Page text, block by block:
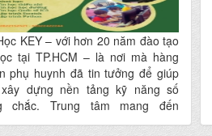
KEY – với hơn 20 năm đào tạo
tại TP.HCM – là nơi mà hàng
phụ huynh đã tin tưởng để giúp
dựng nền tảng kỹ năng số
chắc. Trung tâm mang đến
trình học được thiết kế riêng